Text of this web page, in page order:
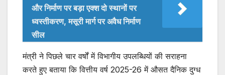
और निर्माण पर बड़ा एक्श दो स्थानों पर
ध्वस्तीकरण, मसूरी मार्ग पर अवैध निर्माण
सील
मंत्री ने पिछले चार वर्षों में विभागीय उपलब्धियों की सराहना
करते हुए बताया कि वित्तीय वर्ष 2025-26 में औसत दैनिक दुग्ध